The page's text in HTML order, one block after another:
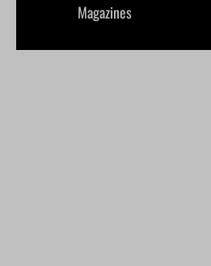
Magazines